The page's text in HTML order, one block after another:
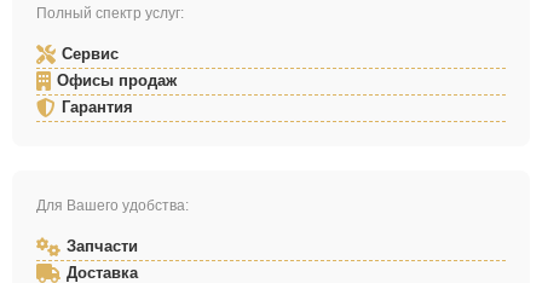
Полный спектр услуг:
Сервис
Офисы продаж
Гарантия
Для Вашего удобства:
Запчасти
Доставка